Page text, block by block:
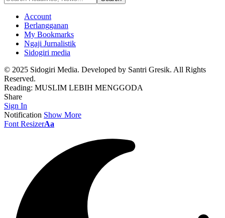
Account
Berlangganan
My Bookmarks
Ngaji Jurnalistik
Sidogiri media
© 2025 Sidogiri Media. Developed by Santri Gresik. All Rights
Reserved.
Reading: MUSLIM LEBIH MENGGODA
Share
Sign In
Notification Show More
Font ResizerAa